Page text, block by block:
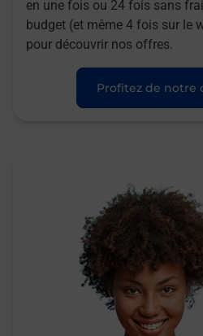
en une fois ou 24 fois sans
budget (et même 4 fois sur le
pour découvrir nos offres.
Profitez de notre